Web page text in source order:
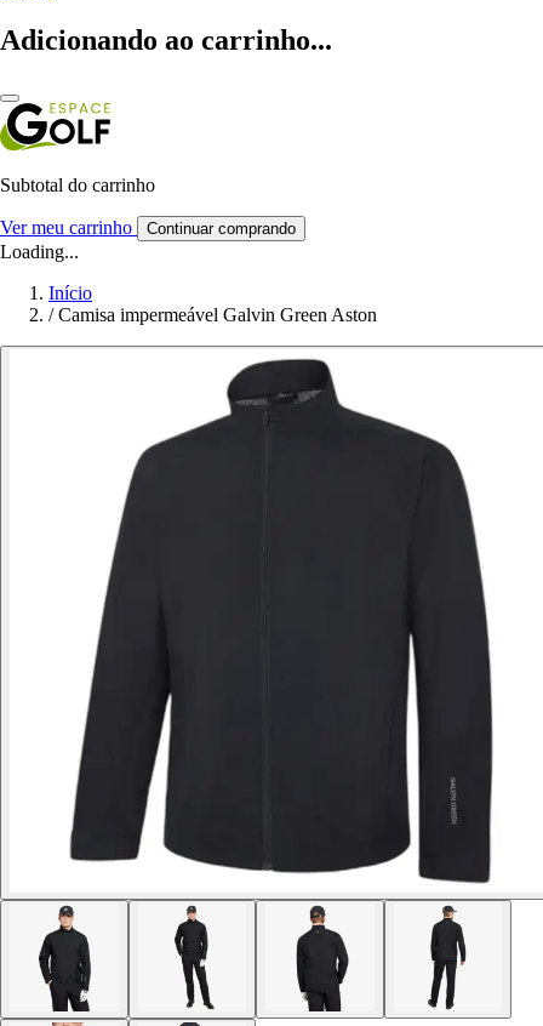
Adicionando ao carrinho...
Subtotal do carrinho
Ver meu carrinho Continuar comprando
Loading...
Início
/ Camisa impermeável Galvin Green Aston